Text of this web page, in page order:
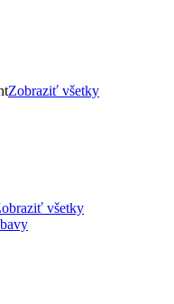
Zobraziť všetky
všetky